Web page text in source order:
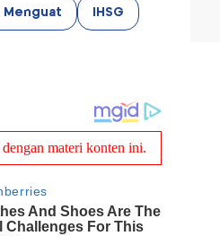
Menguat IHSG